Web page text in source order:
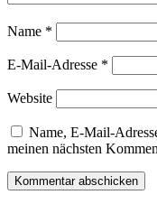
Name *
E-Mail-Adresse *
Website
Name, E-Mail-
meinen nächsten